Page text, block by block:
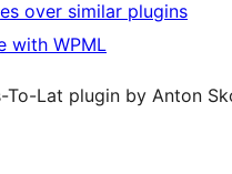
over similar plugins
with WPML
To-Lat plugin by Anton